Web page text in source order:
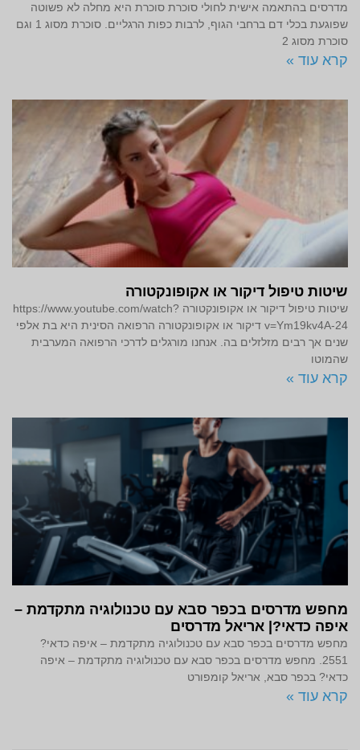
מדרסים בהתאמה אישית לחולי סוכרת סוכרת היא מחלה לא פשוטה
שפוגעת בכלי דם ברחבי הגוף, לרבות כפות הרגליים. סוכרת מסוג 1 וגם
סוכרת מסוג 2
קרא עוד »
שיטות טיפול דיקור או אקופונקטורה
שיטות טיפול דיקור או אקופונקטורה https://www.youtube.com/watch?
v=Ym19kv4A-24 דיקור או אקופונקטורה הרפואה הסינית היא בת אלפי
שנים אך רבים מזלזלים בה. אנחנו מורגלים לדרכי הרפואה המערבית
שהמוטו
קרא עוד »
מחפש מדרסים בכפר סבא עם טכנולוגיה מתקדמת –
איפה כדאי?| אריאל מדרסים
מחפש מדרסים בכפר סבא עם טכנולוגיה מתקדמת – איפה כדאי?
2551. מחפש מדרסים בכפר סבא עם טכנולוגיה מתקדמת – איפה
כדאי? בכפר סבא, אריאל קומפורט
קרא עוד »